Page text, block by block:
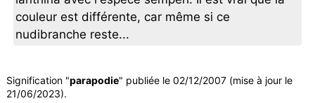
couleur est différente, car même si ce
nudibranche reste...
Signification "parapodie" publiée le 02/12/2007 (mise à jour le
21/06/2023).